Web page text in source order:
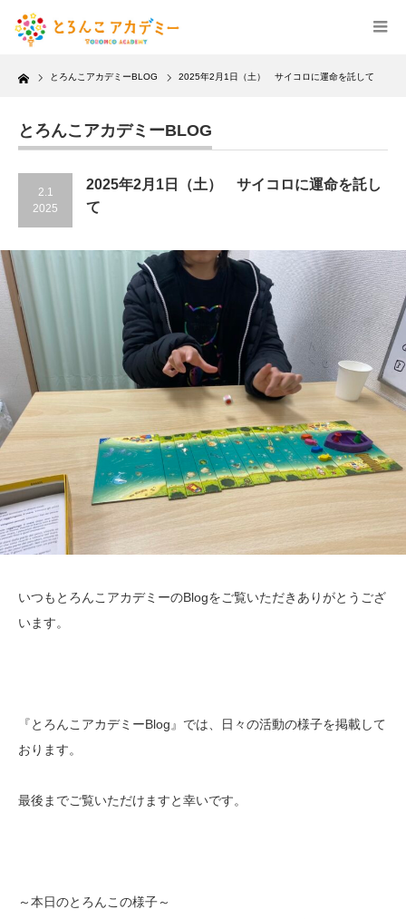
Home とろんこアカデミーBLOG 2025年2月1日（土） サイコロに運命を託して
とろんこアカデミーBLOG
2.1
2025
2025年2月1日（土） サイコロに運命を託し
て
いつもとろんこアカデミーのBlogをご覧いただきありがとうござ
います。
『とろんこアカデミーBlog』では、日々の活動の様子を掲載して
おります。
最後までご覧いただけますと幸いです。
～本日のとろんこの様子～